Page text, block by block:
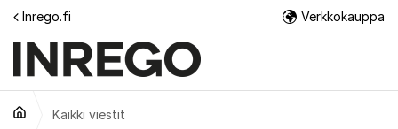
Siirry sisältöön
Inrego.fi Verkkokauppa
Kaikki viestit